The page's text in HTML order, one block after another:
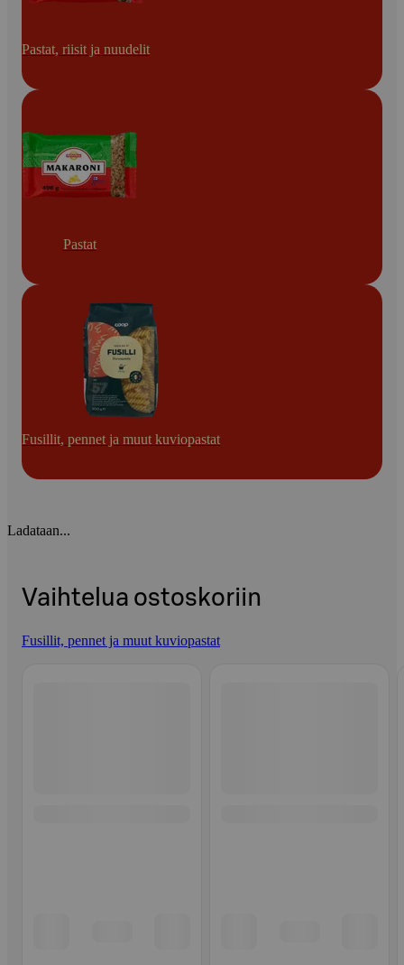
Pastat, riisit ja nuudelit
Pastat
Fusillit, pennet ja muut kuviopastat
Ladataan...
Vaihtelua ostoskoriin
Fusillit, pennet ja muut kuviopastat